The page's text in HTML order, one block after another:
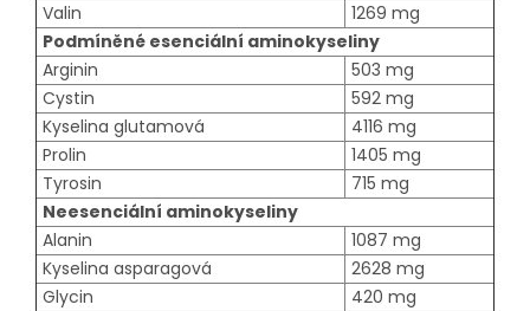
Valin
1269 mg
Podmíněné esenciální aminokyseliny
Arginin
503 mg
Cystin
592 mg
Kyselina glutamová
4116 mg
Prolin
1405 mg
Tyrosin
715 mg
Neesenciální aminokyseliny
Alanin
1087 mg
Kyselina asparagová
2628 mg
Glycin
420 mg